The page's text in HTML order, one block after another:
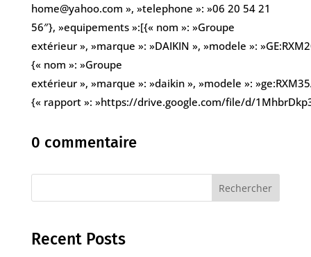
home@yahoo.com », »telephone »: »06 20 54 21
56″}, »equipements »:[{« nom »: »Groupe
extérieur », »marque »: »DAIKIN », »modele »:
{« nom »: »Groupe
extérieur », »marque »: »daikin », »modele »:
{« rapport »: »https://drive.google.com/file/d/
0 commentaire
Rechercher
Recent Posts